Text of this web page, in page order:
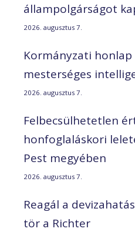
állampolgárságot
2026. augusztus 7.
Kormányzati
mesterséges
2026. augusztus 7.
Felbecsülhetetlen
honfoglaláskori
Pest megyében
2026. augusztus 7.
Reagál a
tör a Richter